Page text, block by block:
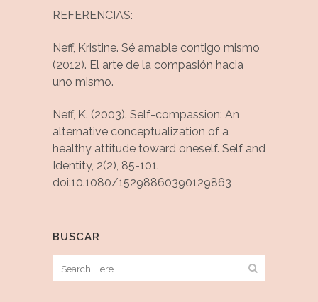
REFERENCIAS:
Neff, Kristine. Sé amable contigo mismo
(2012). El arte de la compasión hacia
uno mismo.
Neff, K. (2003). Self-compassion: An
alternative conceptualization of a
healthy attitude toward oneself. Self and
Identity, 2(2), 85-101.
doi:10.1080/15298860390129863
BUSCAR